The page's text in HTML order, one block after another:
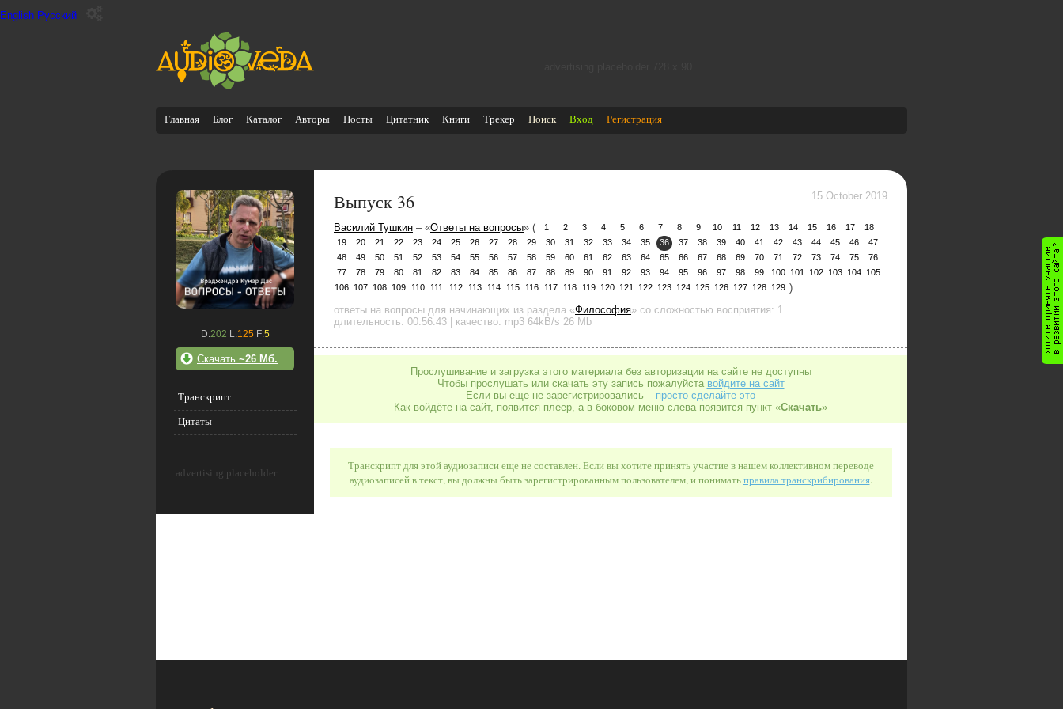
English Русский
Главная Блог Каталог Авторы Посты Цитатник Книги Трекер Поиск Вход Регистрация
D:202 L:125 F:5
Скачать ~26 Мб.
Транскрипт
Цитаты
advertising placeholder
Выпуск 36 15 October 2019
Василий Тушкин – «Ответы на вопросы» ( 1 2 3 4 5 6 7 8 9 10 11 12 13 14 15 16 17
18
19
20 21 22 23 24 25 26 27 28 29 30 31 32 33 34 35 36 37 38 39 40 41 42 43 44 45 46
47
48
49 50 51 52 53 54 55 56 57 58 59 60 61 62 63 64 65 66 67 68 69 70 71 72 73 74 75
76
77
78 79 80 81 82 83 84 85 86 87 88 89 90 91 92 93 94 95 96 97 98 99 100 101 102 103 104 105
106 107 108 109 110 111 112 113 114 115 116 117 118 119 120 121 122 123 124 125 126 127 128 129 )
ответы на вопросы для начинающих из раздела «Философия» со сложностью восприятия: 1
длительность: 00:56:43 | качество: mp3 64kB/s 26 Mb
Прослушивание и загрузка этого материала без авторизации на сайте не доступны
Чтобы прослушать или скачать эту запись пожалуйста войдите на сайт
Если вы еще не зарегистрировались – просто сделайте это
Как войдёте на сайт, появится плеер, а в боковом меню слева появится пункт «Скачать»
Транскрипт для этой аудиозаписи еще не составлен. Если вы хотите принять участие в нашем коллективном переводе
аудиозаписей в текст, вы должны быть зарегистрированным пользователем, и пониматьправила транскрибирования.